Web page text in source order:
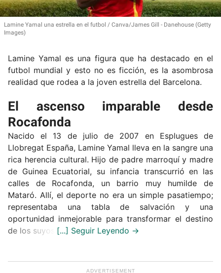
Lamine Yamal una estrella en el futbol
Canva/James Gill - Danehouse (Getty
Images)
Lamine Yamal es una figura que ha destacado en el
futbol mundial y esto no es ficción, es la asombrosa
realidad que rodea a la joven estrella del Barcelona.
El ascenso imparable desde
Rocafonda
Nacido el 13 de julio de 2007 en Esplugues de
Llobregat España, Lamine Yamal lleva en la sangre una
rica herencia cultural. Hijo de padre marroquí y madre
de Guinea Ecuatorial, su infancia transcurrió en las
calles de Rocafonda, un barrio muy humilde de
Mataró. Allí, el deporte no era un simple pasatiempo;
representaba una tabla de salvación y una
oportunidad inmejorable para transformar el destino
de los suyos.